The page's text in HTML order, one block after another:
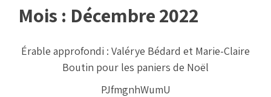
Mois : Décembre 2022
Érable approfondi : Valérye Bédard et Marie-Claire
Boutin pour les paniers de Noël
PJfmgnhWumU